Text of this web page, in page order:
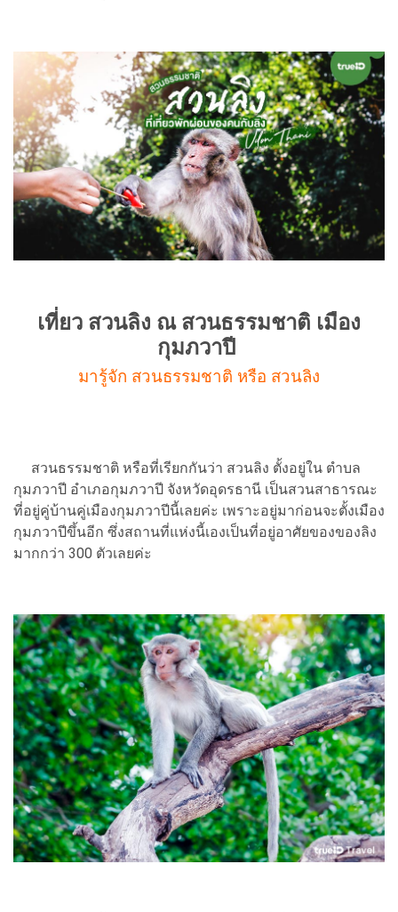
เที่ยว สวนลิง ณ สวนธรรมชาติ เมือง
กุมภวาปี
มารู้จัก สวนธรรมชาติ หรือ สวนลิง
สวนธรรมชาติ หรือที่เรียกกันว่า สวนลิง ตั้งอยู่ใน ตำบล
กุมภวาปี อำเภอกุมภวาปี จังหวัดอุดรธานี เป็นสวนสาธารณะ
ที่อยู่คู่บ้านคู่เมืองกุมภวาปีนี้เลยค่ะ เพราะอยู่มาก่อนจะตั้งเมือง
กุมภวาปีขึ้นอีก ซึ่งสถานที่แห่งนี้เองเป็นที่อยู่อาศัยของของลิง
มากกว่า 300 ตัวเลยค่ะ